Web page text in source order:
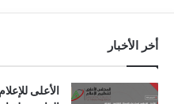
س
ب
و
u
T
ت
ق
أخر الأخبار
الأعلى